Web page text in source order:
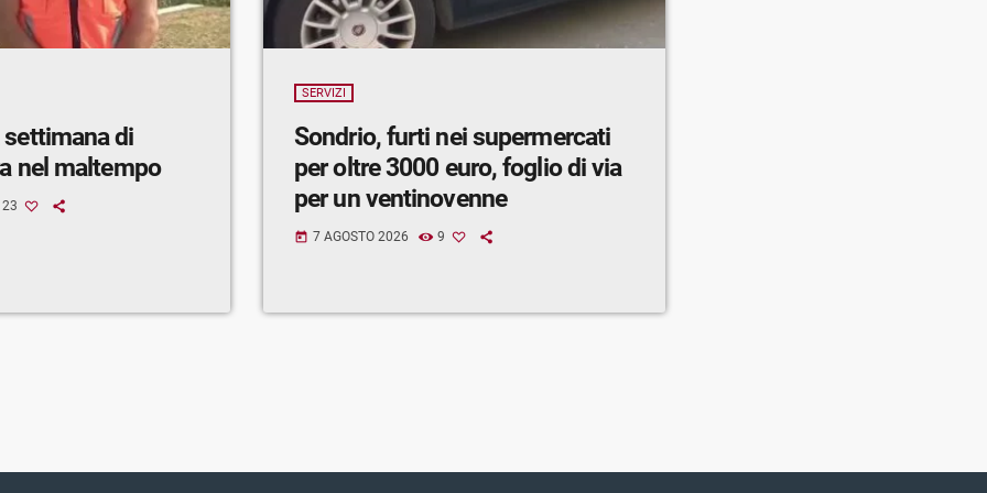
settimana di
nel maltempo
23
SERVIZI
Sondrio, furti nei supermercati
per oltre 3000 euro, foglio di via
per un ventinovenne
today 7 AGOSTO 2026 9